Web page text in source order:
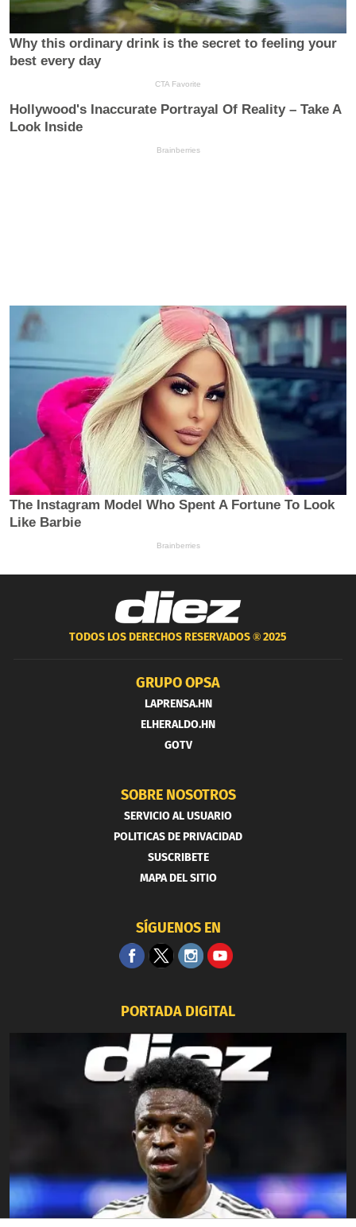
TODOS LOS DERECHOS RESERVADOS ®2025
GRUPO OPSA
LAPRENSA.HN
ELHERALDO.HN
GOTV
SOBRE NOSOTROS
SERVICIO AL USUARIO
POLITICAS DE PRIVACIDAD
SUSCRIBETE
MAPA DEL SITIO
SÍGUENOS EN
PORTADA DIGITAL